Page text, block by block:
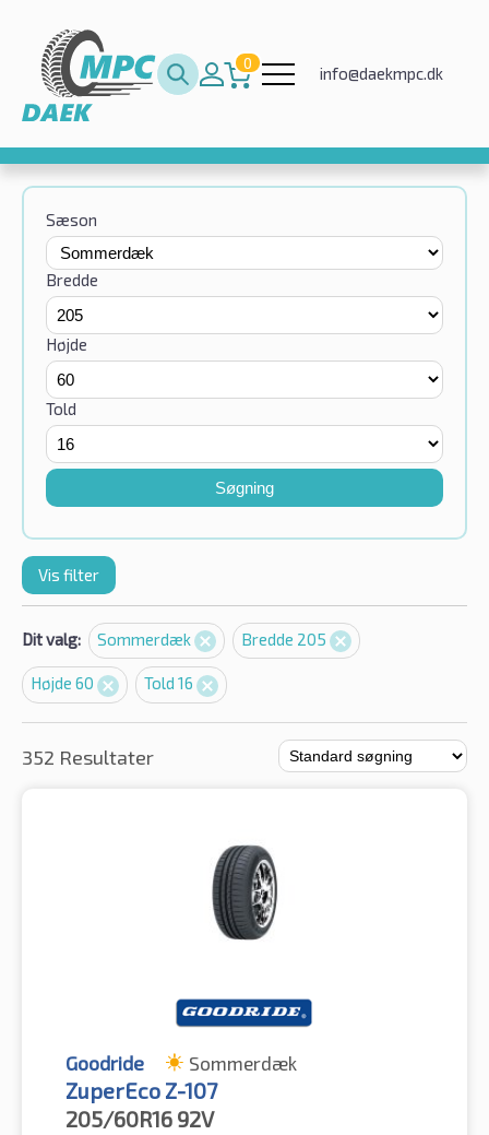
0
info@daekmpc.dk
Sæson
Bredde
Højde
Told
Søgning
Vis filter
Dit valg: Sommerdæk Bredde 205
Højde 60 Told 16
352 Resultater
Goodride Sommerdæk
ZuperEco Z-107
205/60R16 92V